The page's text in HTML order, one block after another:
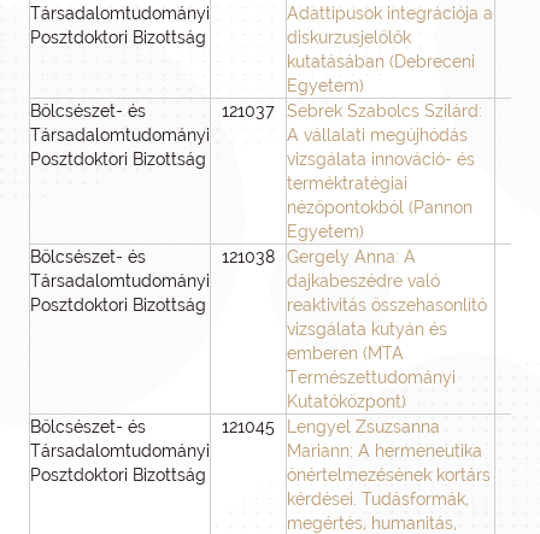
Társadalomtudományi
Posztdoktori Bizottság
Adattípusok integrációja a
diskurzusjelölők
kutatásában (Debreceni
Egyetem)
Bölcsészet- és
Társadalomtudományi
Posztdoktori Bizottság
121037
Sebrek Szabolcs Szilárd:
A vállalati megújhódás
vizsgálata innováció- és
terméktratégiai
nézőpontokból (Pannon
Egyetem)
Bölcsészet- és
Társadalomtudományi
Posztdoktori Bizottság
121038
Gergely Anna: A
dajkabeszédre való
reaktivitás összehasonlító
vizsgálata kutyán és
emberen (MTA
Természettudományi
Kutatóközpont)
Bölcsészet- és
Társadalomtudományi
Posztdoktori Bizottság
121045
Lengyel Zsuzsanna
Mariann: A hermeneutika
önértelmezésének kortárs
kérdései. Tudásformák,
megértés, humanitás,